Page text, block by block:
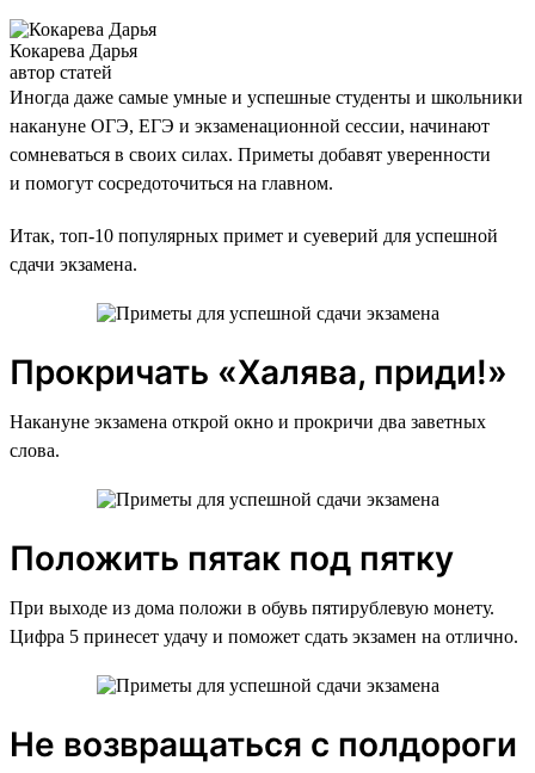
Кокарева Дарья
автор статей
Иногда даже самые умные и успешные студенты и школьники
накануне ОГЭ, ЕГЭ и экзаменационной сессии, начинают
сомневаться в своих силах. Приметы добавят уверенности
и помогут сосредоточиться на главном.
Итак, топ-10 популярных примет и суеверий для успешной
сдачи экзамена.
Прокричать «Халява, приди!»
Накануне экзамена открой окно и прокричи два заветных
слова.
Положить пятак под пятку
При выходе из дома положи в обувь пятирублевую монету.
Цифра 5 принесет удачу и поможет сдать экзамен на отлично.
Не возвращаться с полдороги